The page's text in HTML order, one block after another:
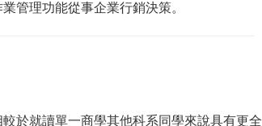
管理功能從事企業行銷決策。
於就讀單一商學其他科系同學來說具有更全